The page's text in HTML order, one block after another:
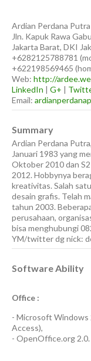
Ardian Perdana Putra
Jln. Kapuk Rawa
Jakarta Barat, DKI
+6282125788781 (
+622198569465 (
Web: http://
LinkedIn | G+ |
Email:
Summary
Ardian Perdana
Januari 1983 yang
Oktober 2010 dan
2012. Hobbynya
kreativitas. Salah
desain grafis. Telah
tahun 2003.
perusahaan,
bisa menghubungi
YM/twitter dg nick:
Software Ability
Office :
- Microsoft Windows
Access),
- OpenOffice.org 2.0.